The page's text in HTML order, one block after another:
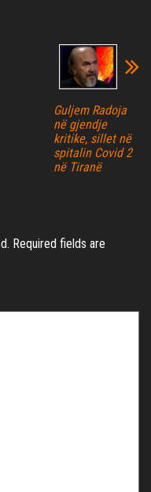
Guljem Radoja
në gjendje
kritike, sillet në
spitalin Covid 2
në Tiranë
Required fields are